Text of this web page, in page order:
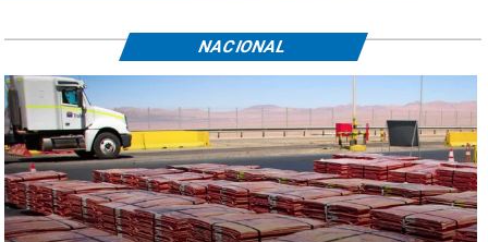
NACIONAL